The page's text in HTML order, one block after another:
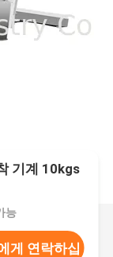
기계 10kgs
능
게 연락하십